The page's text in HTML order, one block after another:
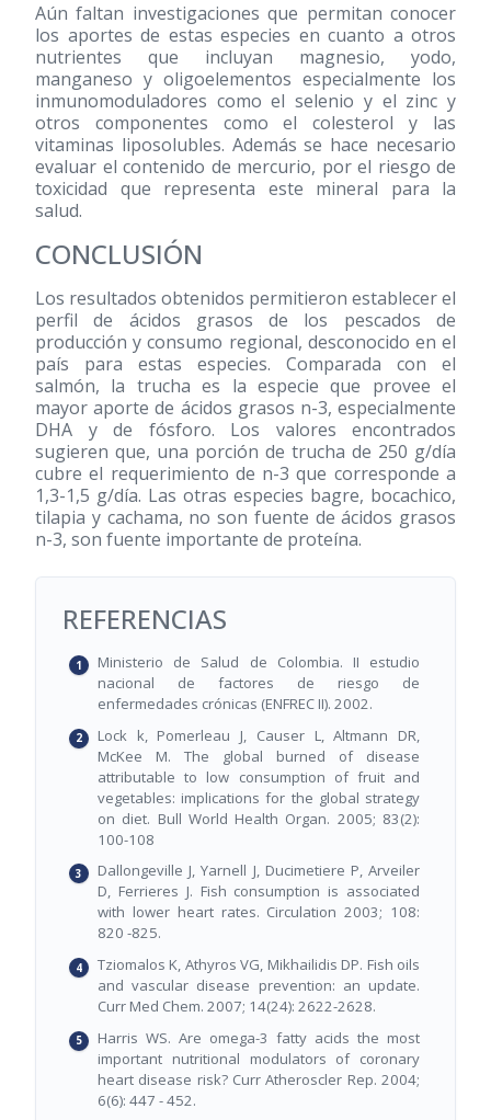
Aún faltan investigaciones que permitan conocer
los aportes de estas especies en cuanto a otros
nutrientes que incluyan magnesio, yodo,
manganeso y oligoelementos especialmente los
inmunomoduladores como el selenio y el zinc y
otros componentes como el colesterol y las
vitaminas liposolubles. Además se hace necesario
evaluar el contenido de mercurio, por el riesgo de
toxicidad que representa este mineral para la
salud.
CONCLUSIÓN
Los resultados obtenidos permitieron establecer el
perfil de ácidos grasos de los pescados de
producción y consumo regional, desconocido en el
país para estas especies. Comparada con el
salmón, la trucha es la especie que provee el
mayor aporte de ácidos grasos n-3, especialmente
DHA y de fósforo. Los valores encontrados
sugieren que, una porción de trucha de 250 g/día
cubre el requerimiento de n-3 que corresponde a
1,3-1,5 g/día. Las otras especies bagre, bocachico,
tilapia y cachama, no son fuente de ácidos grasos
n-3, son fuente importante de proteína.
REFERENCIAS
Ministerio de Salud de Colombia. II estudio
nacional de factores de riesgo de
enfermedades crónicas (ENFREC II). 2002.
Lock k, Pomerleau J, Causer L, Altmann DR,
McKee M. The global burned of disease
attributable to low consumption of fruit and
vegetables: implications for the global strategy
on diet. Bull World Health Organ. 2005; 83(2):
100-108
Dallongeville J, Yarnell J, Ducimetiere P, Arveiler
D, Ferrieres J. Fish consumption is associated
with lower heart rates. Circulation 2003; 108:
820 -825.
Tziomalos K, Athyros VG, Mikhailidis DP. Fish oils
and vascular disease prevention: an update.
Curr Med Chem. 2007; 14(24): 2622-2628.
Harris WS. Are omega-3 fatty acids the most
important nutritional modulators of coronary
heart disease risk? Curr Atheroscler Rep. 2004;
6(6): 447 - 452.